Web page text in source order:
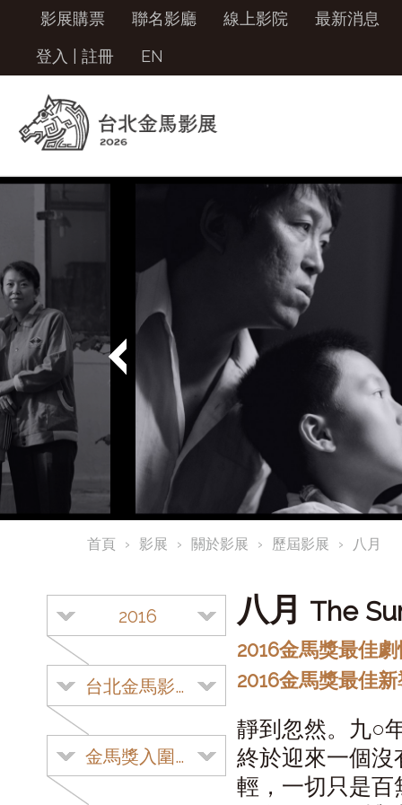
影展購票 聯名影廳 線上影院
最新消息
登入
註冊 EN
首頁 影展 關於影展 歷屆影展 八月
2016
台北金馬影展
金馬獎入圍影片
八月 The
2016金馬獎最佳
2016金馬獎最佳
靜到忽然。九○
終於迎來一個
輕，一切只是